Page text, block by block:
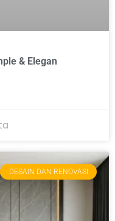
& Elegan
DESAIN DAN RENOVASI